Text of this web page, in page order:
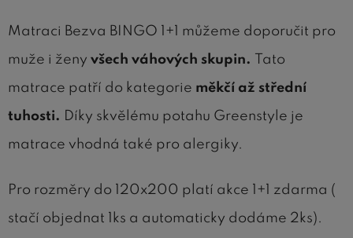
Matraci Bezva BINGO 1+1 můžeme doporučit pro
muže i ženy všech váhových skupin.
Tato
matrace patří do kategorie měkčí až střední
tuhosti. Díky skvělému potahu Greenstyle je
matrace vhodná také pro alergiky.
Pro rozměry do 120x200 platí akce 1+1 zdarma (
stačí objednat 1ks a automaticky dodáme 2ks).